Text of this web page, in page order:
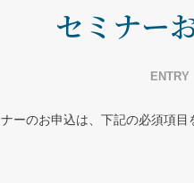
セミナー
ENTRY
ーのお申込は、下記の必須項目